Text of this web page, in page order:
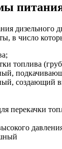
дизельного
в число
топлива
создающий
перекачки